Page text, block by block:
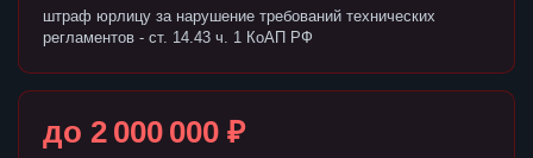
штраф юрлицу за нарушение требований технических
регламентов - ст. 14.43 ч. 1 КоАП РФ
до 2 000 000 ₽